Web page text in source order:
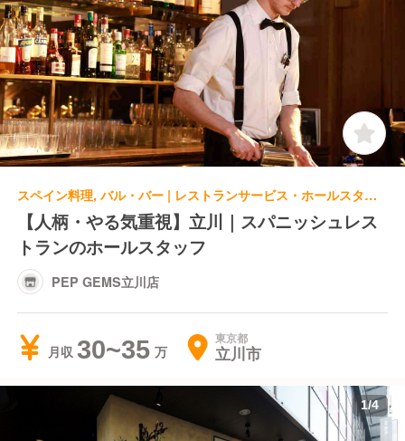
スペイン料理, バル・バー | レストランサービス・ホールスタッフ | PEP GEMS立川店
【人柄・やる気重視】立川｜スパニッシュレス
トランのホールスタッフ
PEP GEMS立川店
月収 30~35 東京都
立川市
1/4